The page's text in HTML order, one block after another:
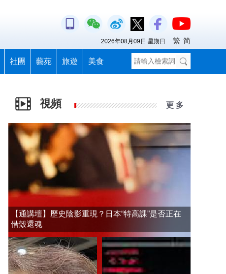
社團 藝苑 旅遊 美食
2026年08月09日 星期日 繁 简
視頻 更 多
【通講壇】歷史陰影重現？日本“特高課”是否正在
借殼還魂